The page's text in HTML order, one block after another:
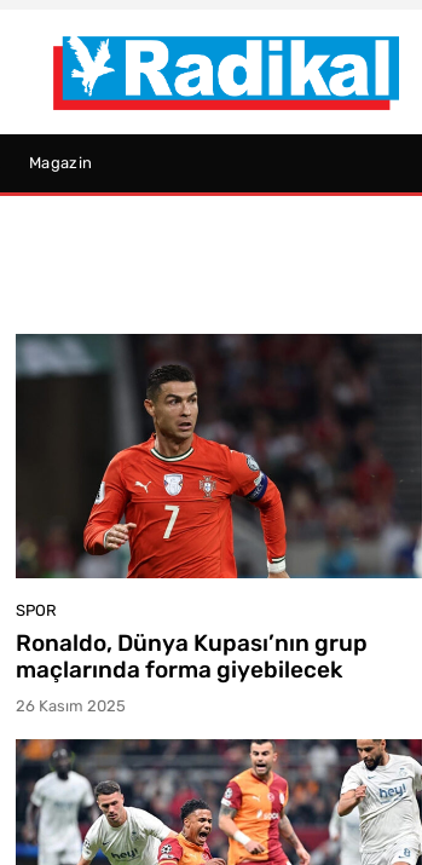
Magazin
SPOR
Ronaldo, Dünya Kupası’nın grup
maçlarında forma giyebilecek
26 Kasım 2025